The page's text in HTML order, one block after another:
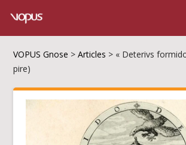
VOPUS Gnose >Articles > « Deterivs
pire)